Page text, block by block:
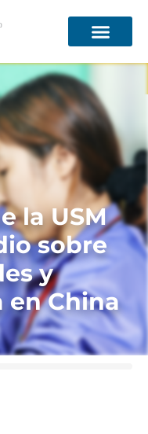
la USM
sobre
y
en China